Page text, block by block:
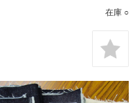
在庫 ○